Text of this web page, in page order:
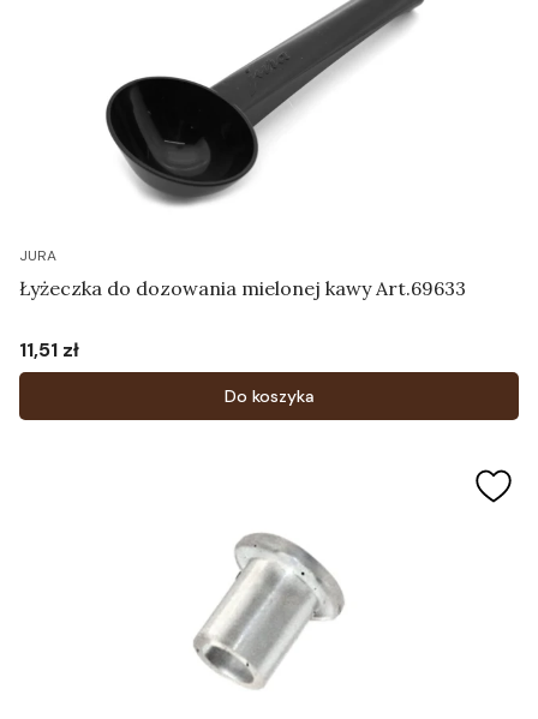
JURA
Łyżeczka do dozowania mielonej kawy Art.69633
Cena
11,51 zł
Do koszyka